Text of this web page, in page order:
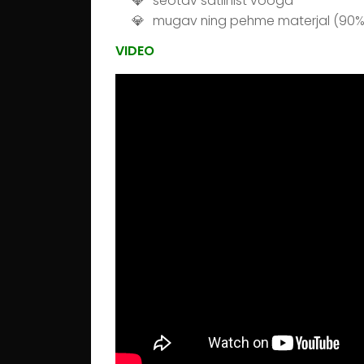
mugav ning pehme materjal
VIDEO